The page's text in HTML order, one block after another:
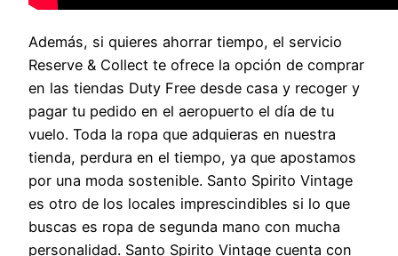
Además, si quieres ahorrar tiempo, el servicio
Reserve & Collect te ofrece la opción de comprar
en las tiendas Duty Free desde casa y recoger y
pagar tu pedido en el aeropuerto el día de tu
vuelo. Toda la ropa que adquieras en nuestra
tienda, perdura en el tiempo, ya que apostamos
por una moda sostenible. Santo Spirito Vintage
es otro de los locales imprescindibles si lo que
buscas es ropa de segunda mano con mucha
personalidad. Santo Spirito Vintage cuenta con